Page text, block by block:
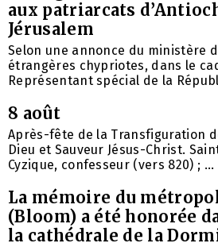
aux patriarcats
Jérusalem
Selon une annonce du ministère
étrangères chypriotes, dans le
Représentant spécial de la
8 août
Après-fête de la Transfiguration
Dieu et Sauveur Jésus-Christ.
Cyzique, confesseur (vers 820) ; ...
La mémoire du
(Bloom) a été honorée
la cathédrale de la